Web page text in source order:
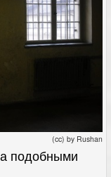
(cc) by Rushan
подобными